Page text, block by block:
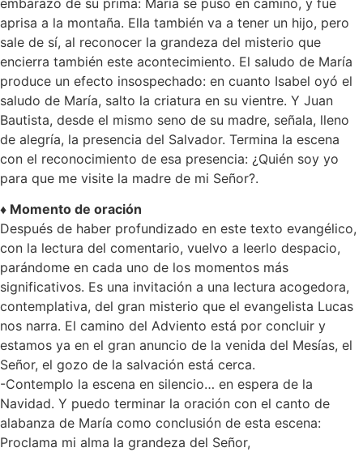
embarazo de su prima: María se puso en camino, y fue
aprisa a la montaña. Ella también va a tener un hijo, pero
sale de sí, al reconocer la grandeza del misterio que
encierra también este acontecimiento. El saludo de María
produce un efecto insospechado: en cuanto Isabel oyó el
saludo de María, salto la criatura en su vientre. Y Juan
Bautista, desde el mismo seno de su madre, señala, lleno
de alegría, la presencia del Salvador. Termina la escena
con el reconocimiento de esa presencia: ¿Quién soy yo
para que me visite la madre de mi Señor?.
♦ Momento de oración
Después de haber profundizado en este texto evangélico,
con la lectura del comentario, vuelvo a leerlo despacio,
parándome en cada uno de los momentos más
significativos. Es una invitación a una lectura acogedora,
contemplativa, del gran misterio que el evangelista Lucas
nos narra. El camino del Adviento está por concluir y
estamos ya en el gran anuncio de la venida del Mesías, el
Señor, el gozo de la salvación está cerca.
-Contemplo la escena en silencio… en espera de la
Navidad. Y puedo terminar la oración con el canto de
alabanza de María como conclusión de esta escena:
Proclama mi alma la grandeza del Señor,